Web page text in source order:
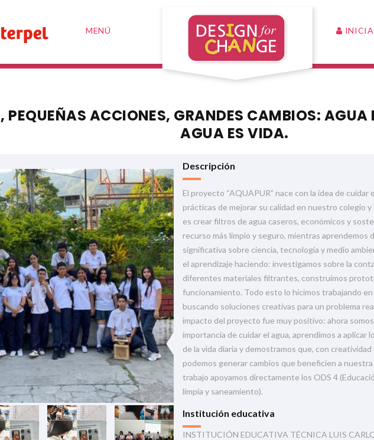
MENÚ
PEQUEÑAS ACCIONES, GRANDES CAMBIOS: AGUA
AGUA ES VIDA.
Descripción
El proyecto “AQUAPUR” nace con la idea de cuidar
prácticas de mejorar su calidad en nuestro colegio
es crear filtros de agua caseros, económicos y
recurso más limpio y seguro, mientras aprendemos
significativa sobre ciencia, tecnología y medio
el aprendizaje haciendo: investigamos sobre la
diferentes materiales filtrantes, construimos
funcionamiento. Todo esto lo hicimos trabajando
buscando soluciones creativas para un problema
impacto del proyecto fue muy positivo: ahora
importancia de cuidar el agua, aprendimos a aplicar
de la vida diaria y demostramos que, con
podemos generar cambios que beneficien a
trabajo apoyamos directamente los ODS 4
limpia y saneamiento).
Institución educativa
INSTITUCIÓN EDUCATIVA TÉCNICA LUIS